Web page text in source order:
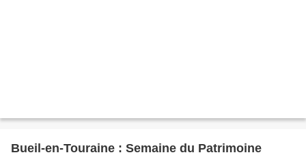
Bueil-en-Touraine : Semaine du Patrimoine